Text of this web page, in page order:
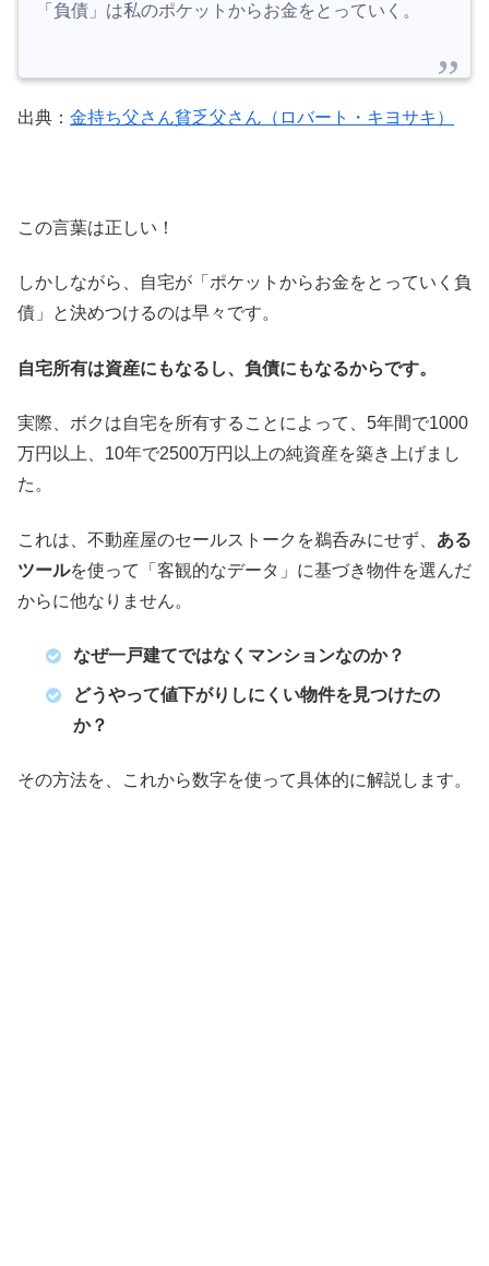
「負債」は私のポケットからお金をとっていく。
出典： 金持ち父さん貧乏父さん（ロバート・キヨサキ）
この言葉は正しい！
しかしながら、自宅が「ポケットからお金をとっていく負
債」と決めつけるのは早々です。
自宅所有は資産にもなるし、負債にもなるからです。
実際、ボクは自宅を所有することによって、5年間で1000
万円以上、10年で2500万円以上の純資産を築き上げまし
た。
これは、不動産屋のセールストークを鵜呑みにせず、 ある
ツールを使って「客観的なデータ」に基づき物件を選んだ
からに他なりません。
なぜ一戸建てではなくマンションなのか？
どうやって値下がりしにくい物件を見つけたの
か？
その方法を、これから数字を使って具体的に解説します。